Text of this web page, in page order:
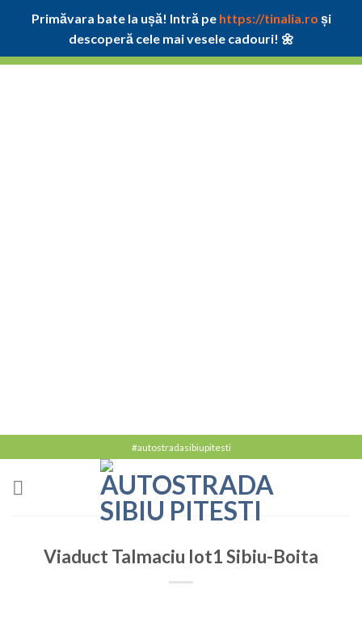
Primăvara bate la ușă! Intră pe https://tinalia.ro și
descoperă cele mai vesele cadouri! 🌼
Skip
#autostradasibiupitesti
Viaduct Talmaciu lot1 Sibiu-Boita